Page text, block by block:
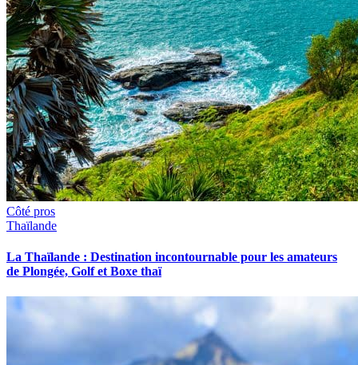
Côté pros
Thaïlande
La Thaïlande : Destination incontournable pour les amateurs
de Plongée, Golf et Boxe thaï